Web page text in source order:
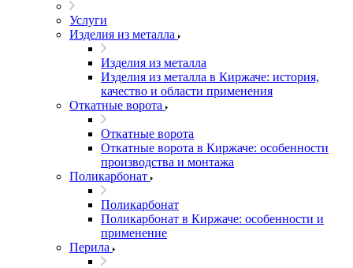
Услуги
Изделия из металла
Изделия из металла
Изделия из металла в Киржаче: история,
качество и области применения
Откатные ворота
Откатные ворота
Откатные ворота в Киржаче: особенности
производства и монтажа
Поликарбонат
Поликарбонат
Поликарбонат в Киржаче: особенности и
применение
Перила